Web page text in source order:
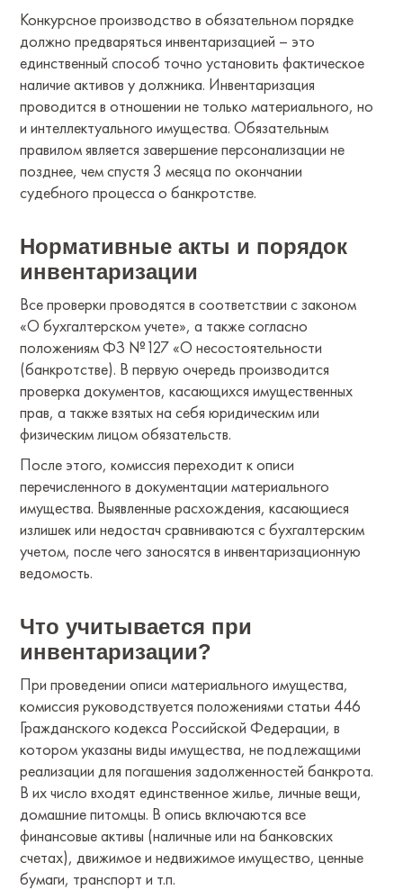
Конкурсное производство в обязательном порядке
должно предваряться инвентаризацией – это
единственный способ точно установить фактическое
наличие активов у должника. Инвентаризация
проводится в отношении не только материального, но
и интеллектуального имущества. Обязательным
правилом является завершение персонализации не
позднее, чем спустя 3 месяца по окончании
судебного процесса о банкротстве.
Нормативные акты и порядок
инвентаризации
Все проверки проводятся в соответствии с законом
«О бухгалтерском учете», а также согласно
положениям ФЗ №127 «О несостоятельности
(банкротстве). В первую очередь производится
проверка документов, касающихся имущественных
прав, а также взятых на себя юридическим или
физическим лицом обязательств.
После этого, комиссия переходит к описи
перечисленного в документации материального
имущества. Выявленные расхождения, касающиеся
излишек или недостач сравниваются с бухгалтерским
учетом, после чего заносятся в инвентаризационную
ведомость.
Что учитывается при
инвентаризации?
При проведении описи материального имущества,
комиссия руководствуется положениями статьи 446
Гражданского кодекса Российской Федерации, в
котором указаны виды имущества, не подлежащими
реализации для погашения задолженностей банкрота.
В их число входят единственное жилье, личные вещи,
домашние питомцы. В опись включаются все
финансовые активы (наличные или на банковских
счетах), движимое и недвижимое имущество, ценные
бумаги, транспорт и т.п.